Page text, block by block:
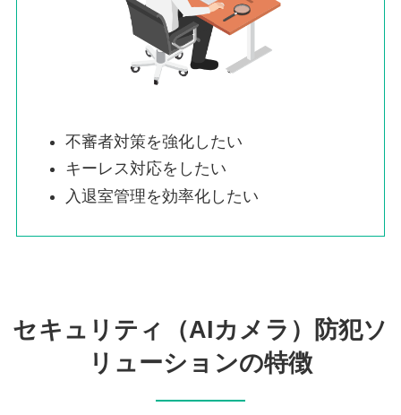
不審者対策を強化したい
キーレス対応をしたい
入退室管理を効率化したい
セキュリティ（AIカメラ）防犯ソ
リューションの特徴